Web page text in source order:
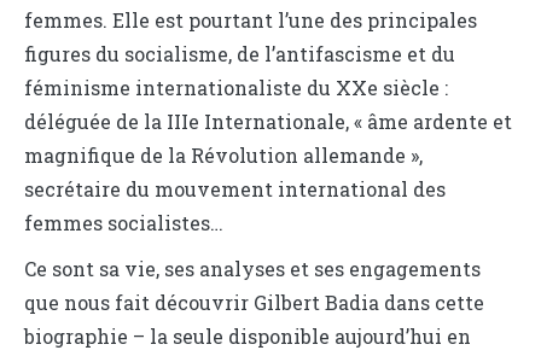
femmes. Elle est pourtant l’une des principales
figures du socialisme, de l’antifascisme et du
féminisme internationaliste du XXe siècle :
déléguée de la IIIe Internationale, « âme ardente et
magnifique de la Révolution allemande »,
secrétaire du mouvement international des
femmes socialistes…
Ce sont sa vie, ses analyses et ses engagements
que nous fait découvrir Gilbert Badia dans cette
biographie – la seule disponible aujourd’hui en